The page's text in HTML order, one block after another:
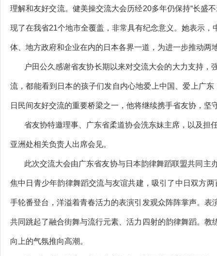
理解和友好交流。健美操交流大会历经20多年仍保持“长盛
现了在我省21个地市全覆盖，非常具有纪念意义。她表示
体、地方政府和企业在内的日本各界一道，为进一步推动
户田公久感谢省友协长期以来对交流大会的大力支持，强
流，都能看到日本的孩子们发自内心地爱上中国、爱上广
日民间友好交流的重要桥梁之一，他将继续携手省友协，
省友协特邀理事、广东省柔道协会洗东妹主席，以及担
亚洲处相关负责人出席会见。
此次交流大会由广东省友协与日本韵律舞蹈联盟共同主
焦中日青少年韵律舞蹈交流与友谊共建，吸引了中日双方
手轮番登台，洋溢着青春活力的表演引发观众阵阵掌声。
共同跳起了融合街舞与流行元素、活力四射的韵律舞蹈。
向上的气氛推向高潮。